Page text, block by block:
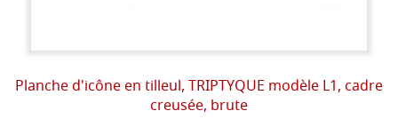
Planche d'icône en tilleul, TRIPTYQUE modèle L1, cadre
creusée, brute